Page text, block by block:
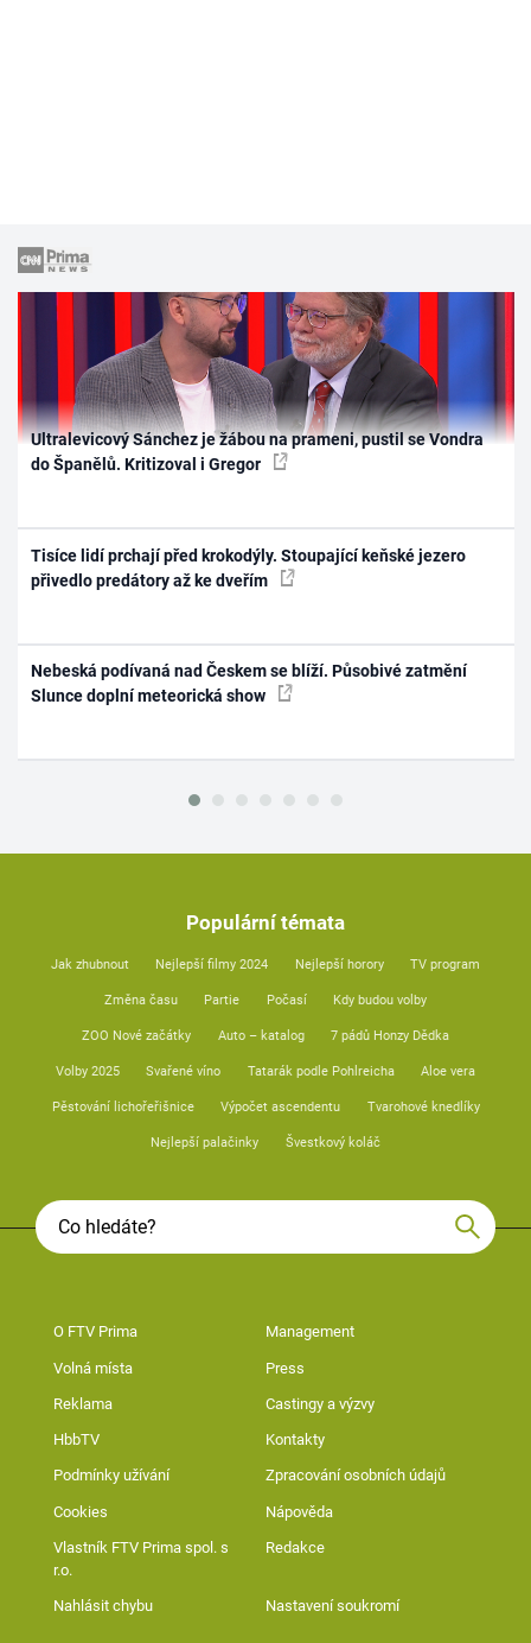
Ultralevicový Sánchez je žábou na prameni, pustil se Vondra
do Španělů. Kritizoval i Gregor
Tisíce lidí prchají před krokodýly. Stoupající keňské jezero
přivedlo predátory až ke dveřím
Nebeská podívaná nad Českem se blíží. Působivé zatmění
Slunce doplní meteorická show
Populární témata
Jak zhubnout Nejlepší filmy 2024 Nejlepší horory TV program
Změna času Partie Počasí Kdy budou volby
ZOO Nové začátky Auto – katalog 7 pádů Honzy Dědka
Volby 2025 Svařené víno Tatarák podle Pohlreicha Aloe vera
Pěstování lichořeřišnice Výpočet ascendentu Tvarohové knedlíky
Nejlepší palačinky Švestkový koláč
O FTV Prima Management
Volná místa Press
Reklama Castingy a výzvy
HbbTV Kontakty
Podmínky užívání Zpracování osobních údajů
Cookies Nápověda
Vlastník FTV Prima spol. s
r.o.
Redakce
Nahlásit chybu Nastavení soukromí